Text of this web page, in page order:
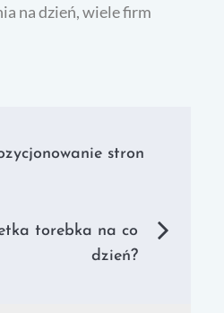
na dzień, wiele firm
stron
torebka na co
dzień?